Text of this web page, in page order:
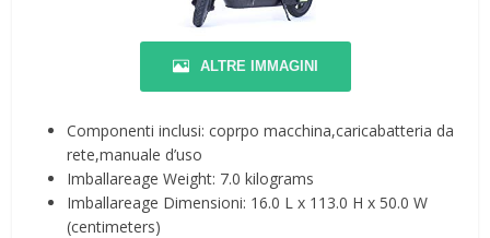
ALTRE IMMAGINI
Componenti inclusi: coprpo macchina,caricabatteria da
rete,manuale d’uso
Imballareage Weight: 7.0 kilograms
Imballareage Dimensioni: 16.0 L x 113.0 H x 50.0 W
(centimeters)